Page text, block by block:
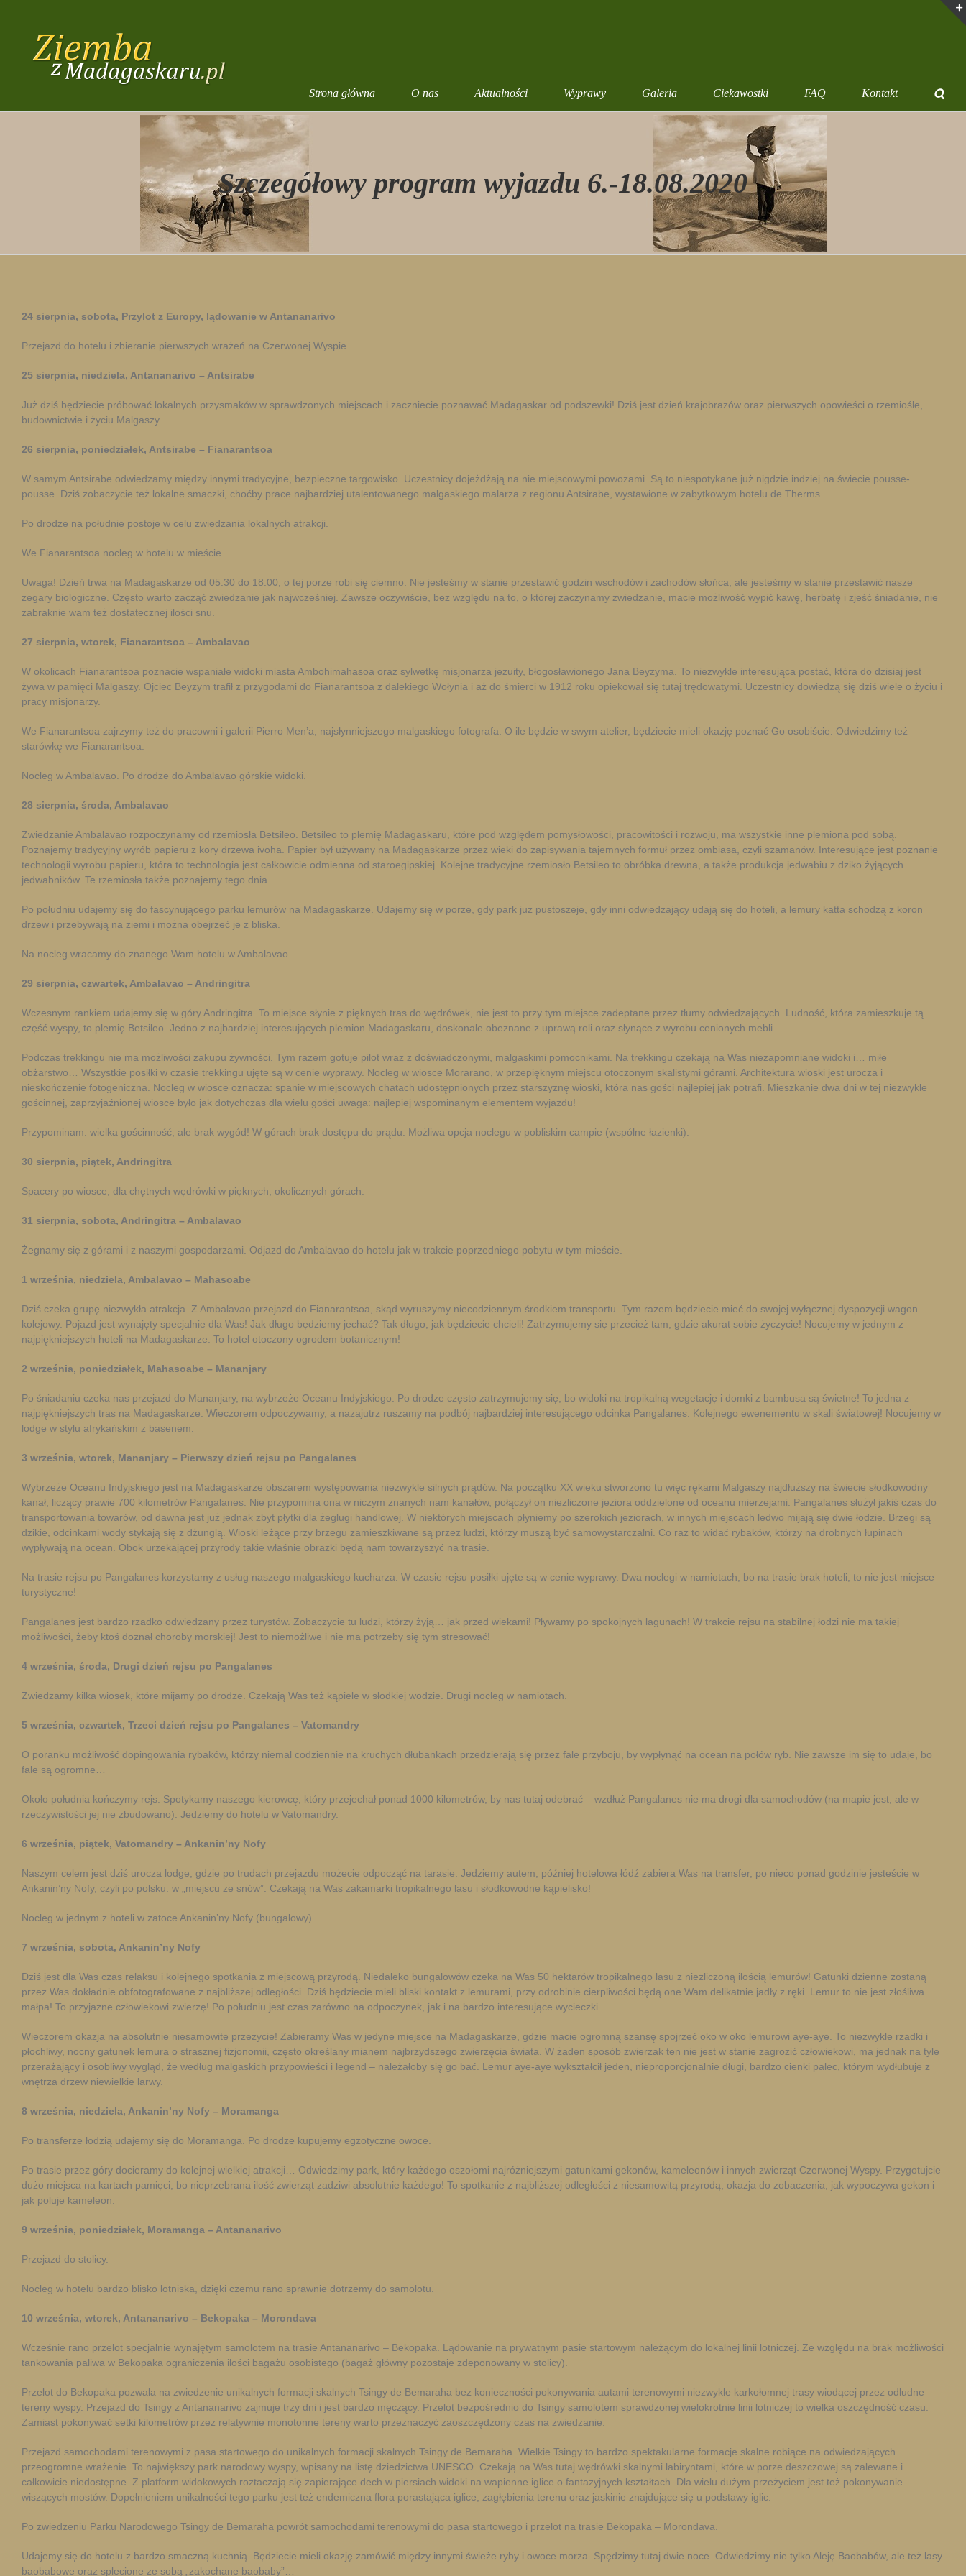
zawartości
Strona główna O nas Aktualności Wyprawy Galeria Ciekawostki FAQ Kontakt
Szczegółowy program wyjazdu 6.-18.08.2020
24 sierpnia, sobota, Przylot z Europy, lądowanie w Antananarivo
Przejazd do hotelu i zbieranie pierwszych wrażeń na Czerwonej Wyspie.
25 sierpnia, niedziela, Antananarivo – Antsirabe
Już dziś będziecie próbować lokalnych przysmaków w sprawdzonych miejscach i zaczniecie poznawać Madagaskar od podszewki! Dziś jest dzień krajobrazów oraz pierwszych opowieści o rzemiośle,
budownictwie i życiu Malgaszy.
26 sierpnia, poniedziałek, Antsirabe – Fianarantsoa
W samym Antsirabe odwiedzamy między innymi tradycyjne, bezpieczne targowisko. Uczestnicy dojeżdżają na nie miejscowymi powozami. Są to niespotykane już nigdzie indziej na świecie pousse-
pousse. Dziś zobaczycie też lokalne smaczki, choćby prace najbardziej utalentowanego malgaskiego malarza z regionu Antsirabe, wystawione w zabytkowym hotelu de Therms.
Po drodze na południe postoje w celu zwiedzania lokalnych atrakcji.
We Fianarantsoa nocleg w hotelu w mieście.
Uwaga! Dzień trwa na Madagaskarze od 05:30 do 18:00, o tej porze robi się ciemno. Nie jesteśmy w stanie przestawić godzin wschodów i zachodów słońca, ale jesteśmy w stanie przestawić nasze
zegary biologiczne. Często warto zacząć zwiedzanie jak najwcześniej. Zawsze oczywiście, bez względu na to, o której zaczynamy zwiedzanie, macie możliwość wypić kawę, herbatę i zjeść śniadanie, nie
zabraknie wam też dostatecznej ilości snu.
27 sierpnia, wtorek, Fianarantsoa – Ambalavao
W okolicach Fianarantsoa poznacie wspaniałe widoki miasta Ambohimahasoa oraz sylwetkę misjonarza jezuity, błogosławionego Jana Beyzyma. To niezwykle interesująca postać, która do dzisiaj jest
żywa w pamięci Malgaszy. Ojciec Beyzym trafił z przygodami do Fianarantsoa z dalekiego Wołynia i aż do śmierci w 1912 roku opiekował się tutaj trędowatymi. Uczestnicy dowiedzą się dziś wiele o życiu i
pracy misjonarzy.
We Fianarantsoa zajrzymy też do pracowni i galerii Pierro Men’a, najsłynniejszego malgaskiego fotografa. O ile będzie w swym atelier, będziecie mieli okazję poznać Go osobiście. Odwiedzimy też
starówkę we Fianarantsoa.
Nocleg w Ambalavao. Po drodze do Ambalavao górskie widoki.
28 sierpnia, środa, Ambalavao
Zwiedzanie Ambalavao rozpoczynamy od rzemiosła Betsileo. Betsileo to plemię Madagaskaru, które pod względem pomysłowości, pracowitości i rozwoju, ma wszystkie inne plemiona pod sobą.
Poznajemy tradycyjny wyrób papieru z kory drzewa ivoha. Papier był używany na Madagaskarze przez wieki do zapisywania tajemnych formuł przez ombiasa, czyli szamanów. Interesujące jest poznanie
technologii wyrobu papieru, która to technologia jest całkowicie odmienna od staroegipskiej. Kolejne tradycyjne rzemiosło Betsileo to obróbka drewna, a także produkcja jedwabiu z dziko żyjących
jedwabników. Te rzemiosła także poznajemy tego dnia.
Po południu udajemy się do fascynującego parku lemurów na Madagaskarze. Udajemy się w porze, gdy park już pustoszeje, gdy inni odwiedzający udają się do hoteli, a lemury katta schodzą z koron
drzew i przebywają na ziemi i można obejrzeć je z bliska.
Na nocleg wracamy do znanego Wam hotelu w Ambalavao.
29 sierpnia, czwartek, Ambalavao – Andringitra
Wczesnym rankiem udajemy się w góry Andringitra. To miejsce słynie z pięknych tras do wędrówek, nie jest to przy tym miejsce zadeptane przez tłumy odwiedzających. Ludność, która zamieszkuje tą
część wyspy, to plemię Betsileo. Jedno z najbardziej interesujących plemion Madagaskaru, doskonale obeznane z uprawą roli oraz słynące z wyrobu cenionych mebli.
Podczas trekkingu nie ma możliwości zakupu żywności. Tym razem gotuje pilot wraz z doświadczonymi, malgaskimi pomocnikami. Na trekkingu czekają na Was niezapomniane widoki i… miłe
obżarstwo… Wszystkie posiłki w czasie trekkingu ujęte są w cenie wyprawy. Nocleg w wiosce Morarano, w przepięknym miejscu otoczonym skalistymi górami. Architektura wioski jest urocza i
nieskończenie fotogeniczna. Nocleg w wiosce oznacza: spanie w miejscowych chatach udostępnionych przez starszyznę wioski, która nas gości najlepiej jak potrafi. Mieszkanie dwa dni w tej niezwykle
gościnnej, zaprzyjaźnionej wiosce było jak dotychczas dla wielu gości uwaga: najlepiej wspominanym elementem wyjazdu!
Przypominam: wielka gościnność, ale brak wygód! W górach brak dostępu do prądu. Możliwa opcja noclegu w pobliskim campie (wspólne łazienki).
30 sierpnia, piątek, Andringitra
Spacery po wiosce, dla chętnych wędrówki w pięknych, okolicznych górach.
31 sierpnia, sobota, Andringitra – Ambalavao
Żegnamy się z górami i z naszymi gospodarzami. Odjazd do Ambalavao do hotelu jak w trakcie poprzedniego pobytu w tym mieście.
1 września, niedziela, Ambalavao – Mahasoabe
Dziś czeka grupę niezwykła atrakcja. Z Ambalavao przejazd do Fianarantsoa, skąd wyruszymy niecodziennym środkiem transportu. Tym razem będziecie mieć do swojej wyłącznej dyspozycji wagon
kolejowy. Pojazd jest wynajęty specjalnie dla Was! Jak długo będziemy jechać? Tak długo, jak będziecie chcieli! Zatrzymujemy się przecież tam, gdzie akurat sobie życzycie! Nocujemy w jednym z
najpiękniejszych hoteli na Madagaskarze. To hotel otoczony ogrodem botanicznym!
2 września, poniedziałek, Mahasoabe – Mananjary
Po śniadaniu czeka nas przejazd do Mananjary, na wybrzeże Oceanu Indyjskiego. Po drodze często zatrzymujemy się, bo widoki na tropikalną wegetację i domki z bambusa są świetne! To jedna z
najpiękniejszych tras na Madagaskarze. Wieczorem odpoczywamy, a nazajutrz ruszamy na podbój najbardziej interesującego odcinka Pangalanes. Kolejnego ewenementu w skali światowej! Nocujemy w
lodge w stylu afrykańskim z basenem.
3 września, wtorek, Mananjary – Pierwszy dzień rejsu po Pangalanes
Wybrzeże Oceanu Indyjskiego jest na Madagaskarze obszarem występowania niezwykle silnych prądów. Na początku XX wieku stworzono tu więc rękami Malgaszy najdłuższy na świecie słodkowodny
kanał, liczący prawie 700 kilometrów Pangalanes. Nie przypomina ona w niczym znanych nam kanałów, połączył on niezliczone jeziora oddzielone od oceanu mierzejami. Pangalanes służył jakiś czas do
transportowania towarów, od dawna jest już jednak zbyt płytki dla żeglugi handlowej. W niektórych miejscach płyniemy po szerokich jeziorach, w innych miejscach ledwo mijają się dwie łodzie. Brzegi są
dzikie, odcinkami wody stykają się z dżunglą. Wioski leżące przy brzegu zamieszkiwane są przez ludzi, którzy muszą być samowystarczalni. Co raz to widać rybaków, którzy na drobnych łupinach
wypływają na ocean. Obok urzekającej przyrody takie właśnie obrazki będą nam towarzyszyć na trasie.
Na trasie rejsu po Pangalanes korzystamy z usług naszego malgaskiego kucharza. W czasie rejsu posiłki ujęte są w cenie wyprawy. Dwa noclegi w namiotach, bo na trasie brak hoteli, to nie jest miejsce
turystyczne!
Pangalanes jest bardzo rzadko odwiedzany przez turystów. Zobaczycie tu ludzi, którzy żyją… jak przed wiekami! Pływamy po spokojnych lagunach! W trakcie rejsu na stabilnej łodzi nie ma takiej
możliwości, żeby ktoś doznał choroby morskiej! Jest to niemożliwe i nie ma potrzeby się tym stresować!
4 września, środa, Drugi dzień rejsu po Pangalanes
Zwiedzamy kilka wiosek, które mijamy po drodze. Czekają Was też kąpiele w słodkiej wodzie. Drugi nocleg w namiotach.
5 września, czwartek, Trzeci dzień rejsu po Pangalanes – Vatomandry
O poranku możliwość dopingowania rybaków, którzy niemal codziennie na kruchych dłubankach przedzierają się przez fale przyboju, by wypłynąć na ocean na połów ryb. Nie zawsze im się to udaje, bo
fale są ogromne…
Około południa kończymy rejs. Spotykamy naszego kierowcę, który przejechał ponad 1000 kilometrów, by nas tutaj odebrać – wzdłuż Pangalanes nie ma drogi dla samochodów (na mapie jest, ale w
rzeczywistości jej nie zbudowano). Jedziemy do hotelu w Vatomandry.
6 września, piątek, Vatomandry – Ankanin’ny Nofy
Naszym celem jest dziś urocza lodge, gdzie po trudach przejazdu możecie odpocząć na tarasie. Jedziemy autem, później hotelowa łódź zabiera Was na transfer, po nieco ponad godzinie jesteście w
Ankanin’ny Nofy, czyli po polsku: w „miejscu ze snów”. Czekają na Was zakamarki tropikalnego lasu i słodkowodne kąpielisko!
Nocleg w jednym z hoteli w zatoce Ankanin’ny Nofy (bungalowy).
7 września, sobota, Ankanin’ny Nofy
Dziś jest dla Was czas relaksu i kolejnego spotkania z miejscową przyrodą. Niedaleko bungalowów czeka na Was 50 hektarów tropikalnego lasu z niezliczoną ilością lemurów! Gatunki dzienne zostaną
przez Was dokładnie obfotografowane z najbliższej odległości. Dziś będziecie mieli bliski kontakt z lemurami, przy odrobinie cierpliwości będą one Wam delikatnie jadły z ręki. Lemur to nie jest złośliwa
małpa! To przyjazne człowiekowi zwierzę! Po południu jest czas zarówno na odpoczynek, jak i na bardzo interesujące wycieczki.
Wieczorem okazja na absolutnie niesamowite przeżycie! Zabieramy Was w jedyne miejsce na Madagaskarze, gdzie macie ogromną szansę spojrzeć oko w oko lemurowi aye-aye. To niezwykle rzadki i
płochliwy, nocny gatunek lemura o strasznej fizjonomii, często określany mianem najbrzydszego zwierzęcia świata. W żaden sposób zwierzak ten nie jest w stanie zagrozić człowiekowi, ma jednak na tyle
przerażający i osobliwy wygląd, że według malgaskich przypowieści i legend – należałoby się go bać. Lemur aye-aye wykształcił jeden, nieproporcjonalnie długi, bardzo cienki palec, którym wydłubuje z
wnętrza drzew niewielkie larwy.
8 września, niedziela, Ankanin’ny Nofy – Moramanga
Po transferze łodzią udajemy się do Moramanga. Po drodze kupujemy egzotyczne owoce.
Po trasie przez góry docieramy do kolejnej wielkiej atrakcji… Odwiedzimy park, który każdego oszołomi najróżniejszymi gatunkami gekonów, kameleonów i innych zwierząt Czerwonej Wyspy. Przygotujcie
dużo miejsca na kartach pamięci, bo nieprzebrana ilość zwierząt zadziwi absolutnie każdego! To spotkanie z najbliższej odległości z niesamowitą przyrodą, okazja do zobaczenia, jak wypoczywa gekon i
jak poluje kameleon.
9 września, poniedziałek, Moramanga – Antananarivo
Przejazd do stolicy.
Nocleg w hotelu bardzo blisko lotniska, dzięki czemu rano sprawnie dotrzemy do samolotu.
10 września, wtorek, Antananarivo – Bekopaka – Morondava
Wcześnie rano przelot specjalnie wynajętym samolotem na trasie Antananarivo – Bekopaka. Lądowanie na prywatnym pasie startowym należącym do lokalnej linii lotniczej. Ze względu na brak możliwości
tankowania paliwa w Bekopaka ograniczenia ilości bagażu osobistego (bagaż główny pozostaje zdeponowany w stolicy).
Przelot do Bekopaka pozwala na zwiedzenie unikalnych formacji skalnych Tsingy de Bemaraha bez konieczności pokonywania autami terenowymi niezwykle karkołomnej trasy wiodącej przez odludne
tereny wyspy. Przejazd do Tsingy z Antananarivo zajmuje trzy dni i jest bardzo męczący. Przelot bezpośrednio do Tsingy samolotem sprawdzonej wielokrotnie linii lotniczej to wielka oszczędność czasu.
Zamiast pokonywać setki kilometrów przez relatywnie monotonne tereny warto przeznaczyć zaoszczędzony czas na zwiedzanie.
Przejazd samochodami terenowymi z pasa startowego do unikalnych formacji skalnych Tsingy de Bemaraha. Wielkie Tsingy to bardzo spektakularne formacje skalne robiące na odwiedzających
przeogromne wrażenie. To największy park narodowy wyspy, wpisany na listę dziedzictwa UNESCO. Czekają na Was tutaj wędrówki skalnymi labiryntami, które w porze deszczowej są zalewane i
całkowicie niedostępne. Z platform widokowych roztaczają się zapierające dech w piersiach widoki na wapienne iglice o fantazyjnych kształtach. Dla wielu dużym przeżyciem jest też pokonywanie
wiszących mostów. Dopełnieniem unikalności tego parku jest też endemiczna flora porastająca iglice, zagłębienia terenu oraz jaskinie znajdujące się u podstawy iglic.
Po zwiedzeniu Parku Narodowego Tsingy de Bemaraha powrót samochodami terenowymi do pasa startowego i przelot na trasie Bekopaka – Morondava.
Udajemy się do hotelu z bardzo smaczną kuchnią. Będziecie mieli okazję zamówić między innymi świeże ryby i owoce morza. Spędzimy tutaj dwie noce. Odwiedzimy nie tylko Aleję Baobabów, ale też lasy
baobabowe oraz splecione ze sobą „zakochane baobaby”…